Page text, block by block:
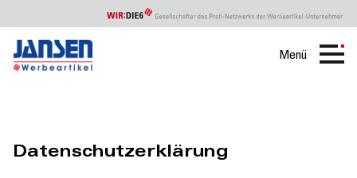
Menü
Datenschutzerklärung